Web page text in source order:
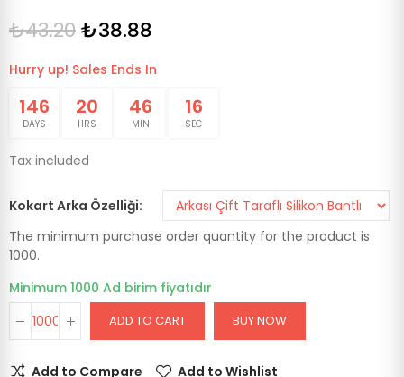
₺43.20₺38.88
Hurry up! Sales Ends In
146
DAYS
20
HRS
46
MIN
16
SEC
Tax included
Kokart Arka Özelliği
The minimum purchase order quantity for the product is
1000.
Minimum 1000 Ad birim fiyatıdır
ADD TO CART BUY NOW
Add to Compare Add to Wishlist